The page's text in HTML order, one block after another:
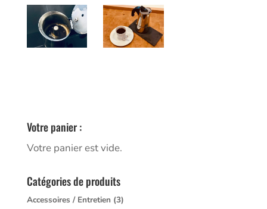
Votre panier :
Votre panier est vide.
Catégories de produits
Accessoires / Entretien (3)